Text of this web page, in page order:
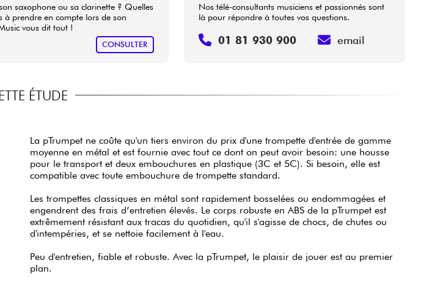
saxophone ou sa clarinette ? Quelles
à prendre en compte lors de son
vous dit tout !
CONSULTER
Nos télé-consultants musiciens et passionnés sont
là pour répondre à toutes vos questions.
01 81 930 900 email
ÉTUDE
La pTrumpet ne coûte qu'un tiers environ du prix d'une trompette d'entrée de gamme
moyenne en métal et est fournie avec tout ce dont on peut avoir besoin: une housse
pour le transport et deux embouchures en plastique (3C et 5C). Si besoin, elle est
compatible avec toute embouchure de trompette standard.
Les trompettes classiques en métal sont rapidement bosselées ou endommagées et
engendrent des frais d’entretien élevés. Le corps robuste en ABS de la pTrumpet est
extrêmement résistant aux tracas du quotidien, qu'il s'agisse de chocs, de chutes ou
d'intempéries, et se nettoie facilement à l'eau.
Peu d'entretien, fiable et robuste. Avec la pTrumpet, le plaisir de jouer est au premier
plan.